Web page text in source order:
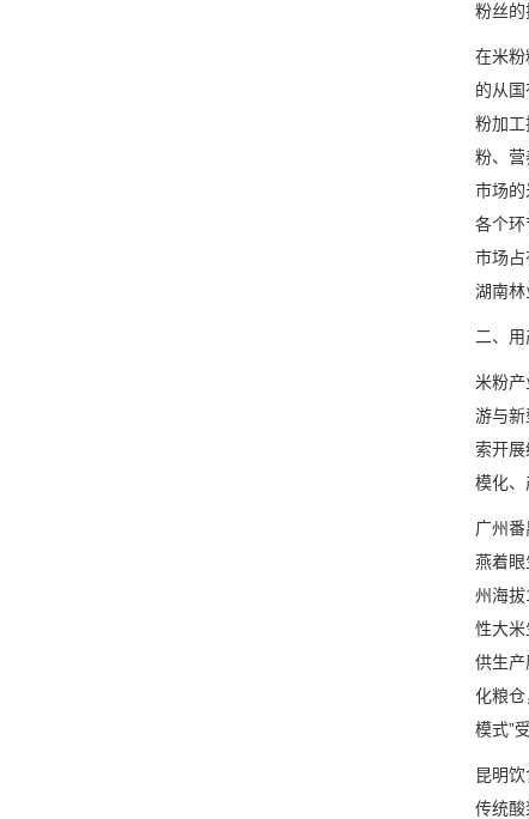
粉丝的
在米
的从
粉加
粉、
市场
各个
市场
湖南林
二、用
米粉产
游与
索开
模化、
广州
燕着
州海
性大米
供生
化粮
模式”
昆明
传统